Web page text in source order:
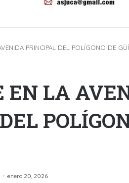
PRINCIPAL DEL POLÍGONO DE
EN LA
enero 20, 2026